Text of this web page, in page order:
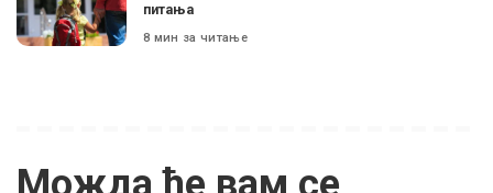
питања
8 мин за читање